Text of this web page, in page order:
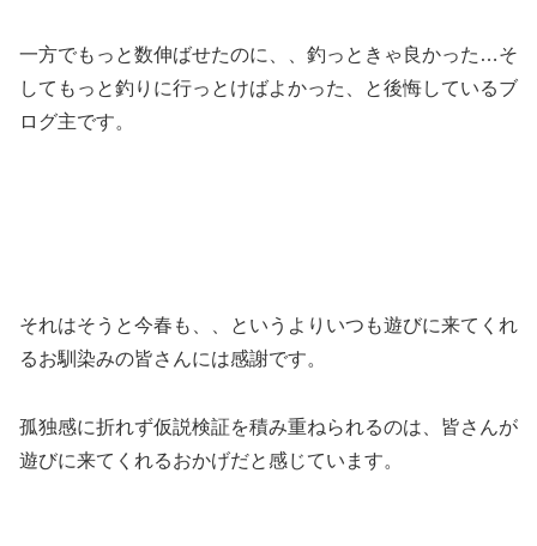
一方でもっと数伸ばせたのに、、釣っときゃ良かった…そ
してもっと釣りに行っとけばよかった、と後悔しているブ
ログ主です。
それはそうと今春も、、というよりいつも遊びに来てくれ
るお馴染みの皆さんには感謝です。
孤独感に折れず仮説検証を積み重ねられるのは、皆さんが
遊びに来てくれるおかげだと感じています。